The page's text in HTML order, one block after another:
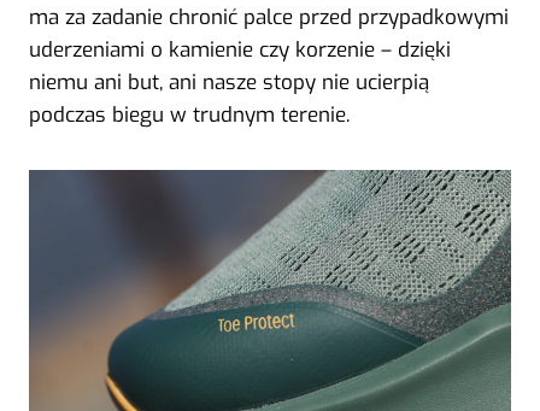
ma za zadanie chronić palce przed przypadkowymi
uderzeniami o kamienie czy korzenie – dzięki
niemu ani but, ani nasze stopy nie ucierpią
podczas biegu w trudnym terenie.